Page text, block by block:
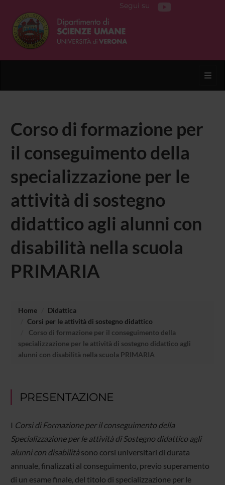
Segui su
Corso di formazione per
il conseguimento della
specializzazione per le
attività di sostegno
didattico agli alunni con
disabilità nella scuola
PRIMARIA
Home
Didattica
Corsi per le attività di sostegno didattico
Corso di formazione per il conseguimento della
specializzazione per le attività di sostegno didattico agli
alunni con disabilità nella scuola PRIMARIA
PRESENTAZIONE
I Corsi di Formazione per il conseguimento della
Specializzazione per le attività di Sostegno didattico agli
alunni con disabilitàsono corsi universitari di durata
annuale, finalizzati al conseguimento, previo superamento
di un esame finale, del titolo di specializzazione per le